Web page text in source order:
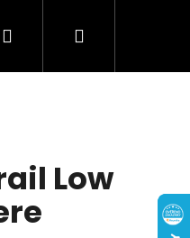
PřihlášeníNákupní
Low